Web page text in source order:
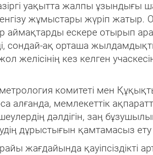
уақытта жалпы ұзындығы
жұмыстары жүріп жатыр.
аймақтарды ескере отырып
сондай-ақ орташа
желісінің кез келген
комитеті мен
алғанда, мемлекеттік
дәлдігін, заң
дұрыстығын қамтамасыз ету
жағдайында қауіпсіздікті